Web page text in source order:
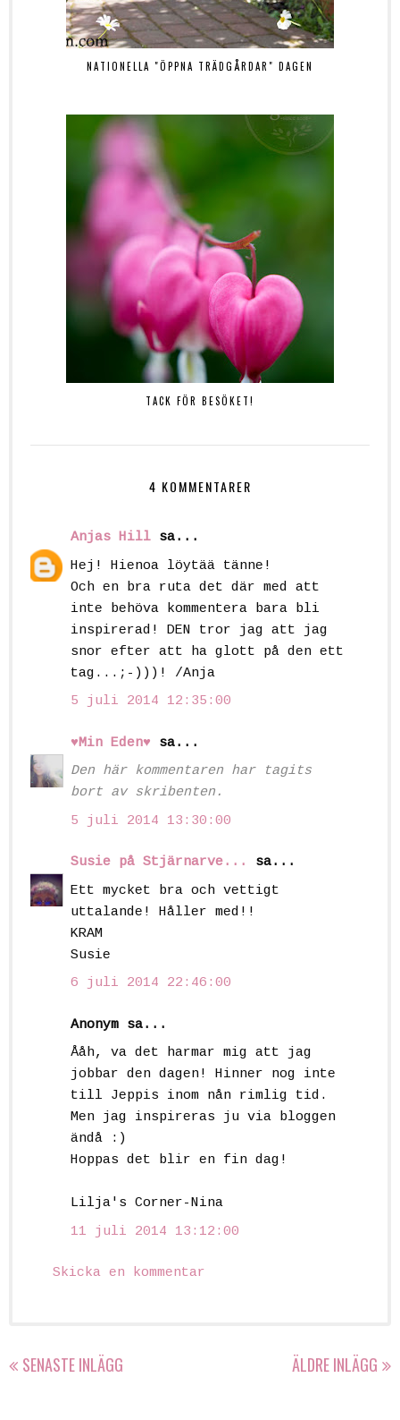
NATIONELLA "ÖPPNA TRÄDGÅRDAR" DAGEN
TACK FÖR BESÖKET!
4 KOMMENTARER
Anjas Hill sa...
Hej! Hienoa löytää tänne!
Och en bra ruta det där med att
inte behöva kommentera bara bli
inspirerad! DEN tror jag att jag
snor efter att ha glott på den ett
tag...;-)))! /Anja
5 juli 2014 12:35:00
♥Min Eden♥ sa...
Den här kommentaren har tagits
bort av skribenten.
5 juli 2014 13:30:00
Susie på Stjärnarve...
sa...
Ett mycket bra och vettigt
uttalande! Håller med!!
KRAM
Susie
6 juli 2014 22:46:00
Anonym sa...
Ååh, va det harmar mig att jag
jobbar den dagen! Hinner nog inte
till Jeppis inom nån rimlig tid.
Men jag inspireras ju via bloggen
ändå :)
Hoppas det blir en fin dag!
Lilja's Corner-Nina
11 juli 2014 13:12:00
Skicka en kommentar
SENASTE INLÄGG ÄLDRE INLÄGG